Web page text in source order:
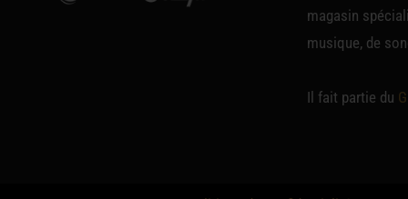
magasin
musique, de
Il fait partie du